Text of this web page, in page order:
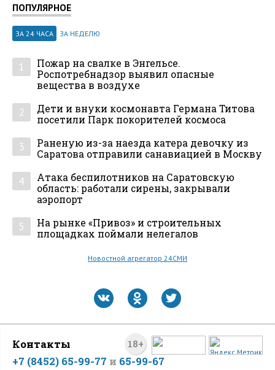
ПОПУЛЯРНОЕ
ЗА 24 ЧАСА ЗА НЕДЕЛЮ
1
Пожар на свалке в Энгельсе.
Роспотребнадзор выявил опасные
вещества в воздухе
2
Дети и внуки космонавта Германа Титова
посетили Парк покорителей космоса
3
Раненую из-за наезда катера девочку из
Саратова отправили санавиацией в Москву
4
Атака беспилотников на Саратовскую
область: работали сирены, закрывали
аэропорт
5
На рынке «Привоз» и строительных
площадках поймали нелегалов
Новостной агрегатор 24СМИ
18+
Контакты
+7 (8452) 65-99-77 и 65-99-67